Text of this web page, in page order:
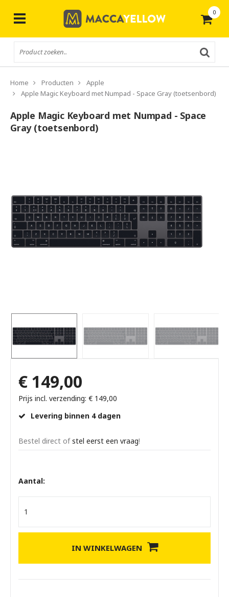
0
Home Producten
Apple
Apple Magic Keyboard met Numpad - Space Gray (toetsenbord)
Apple Magic Keyboard met Numpad - Space
Gray (toetsenbord)
€ 149,00
Prijs incl. verzending: € 149,00
Levering binnen 4 dagen
Bestel direct ofstel eerst een vraag!
Aantal:
IN WINKELWAGEN